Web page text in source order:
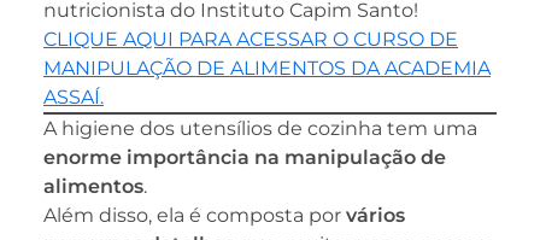
nutricionista do Instituto Capim Santo!
CLIQUE AQUI PARA ACESSAR O CURSO DE
MANIPULAÇÃO DE ALIMENTOS DA ACADEMIA
ASSAÍ.
A higiene dos utensílios de cozinha tem uma
enorme importância na manipulação de
alimentos.
Além disso, ela é composta por vários